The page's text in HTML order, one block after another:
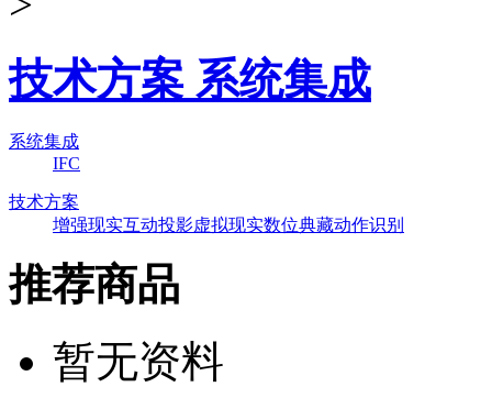
技术方案 系统集成
系统集成
IFC
技术方案
增强现实互动投影虚拟现实数位典藏动作识别
推荐商品
暂无资料